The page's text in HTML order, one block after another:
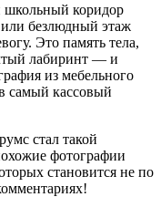
школьный коридор
безлюдный этаж
Это память тела,
лабиринт — и
из мебельного
самый кассовый
стал такой
фотографии
становится не по